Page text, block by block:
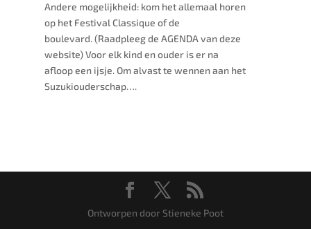
Andere mogelijkheid: kom het allemaal horen
op het Festival Classique of de
boulevard. (Raadpleeg de AGENDA van deze
website) Voor elk kind en ouder is er na
afloop een ijsje. Om alvast te wennen aan het
Suzukiouderschap….
Ontworpen door Stieneke Poot